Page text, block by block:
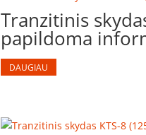
Tranzitinis
papildoma
DAUGIAU